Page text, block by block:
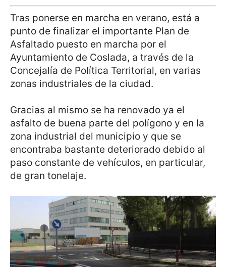
Tras ponerse en marcha en verano, está a
punto de finalizar el importante Plan de
Asfaltado puesto en marcha por el
Ayuntamiento de Coslada, a través de la
Concejalía de Política Territorial, en varias
zonas industriales de la ciudad.
Gracias al mismo se ha renovado ya el
asfalto de buena parte del polígono y en la
zona industrial del municipio y que se
encontraba bastante deteriorado debido al
paso constante de vehículos, en particular,
de gran tonelaje.